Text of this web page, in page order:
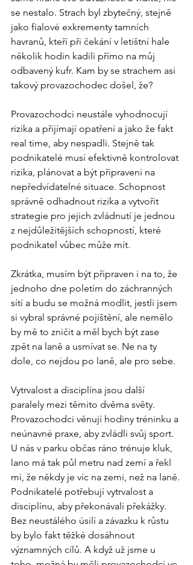
se nestalo. Strach byl zbytečný, stejně
jako fialové exkrementy tamních
havranů, kteří při čekání v letištní hale
několik hodin kadili přímo na můj
odbavený kufr. Kam by se strachem asi
takový provazochodec došel, že?
Provazochodci neustále vyhodnocují
rizika a přijímají opatření a jako že fakt
real time, aby nespadli. Stejně tak
podnikatelé musí efektivně kontrolovat
rizika, plánovat a být připraveni na
nepředvídatelné situace. Schopnost
správně odhadnout rizika a vytvořit
strategie pro jejich zvládnutí je jednou
z nejdůležitějších schopností, které
podnikatel vůbec může mít.
Zkrátka, musím být připraven i na to, že
jednoho dne poletím do záchranných
sítí a budu se možná modlit, jestli jsem
si vybral správné pojištění, ale nemělo
by mě to zničit a měl bych být zase
zpět na laně a usmívat se. Ne na ty
dole, co nejdou po laně, ale pro sebe.
Vytrvalost a disciplína jsou další
paralely mezi těmito dvěma světy.
Provazochodci věnují hodiny tréninku a
neúnavné praxe, aby zvládli svůj sport.
U nás v parku občas ráno trénuje kluk,
lano má tak půl metru nad zemí a řekl
mi, že někdy je víc na zemi, než na laně.
Podnikatelé potřebují vytrvalost a
disciplínu, aby překonávali překážky.
Bez neustálého úsilí a závazku k růstu
by bylo fakt těžké dosáhnout
významných cílů. A když už jsme u